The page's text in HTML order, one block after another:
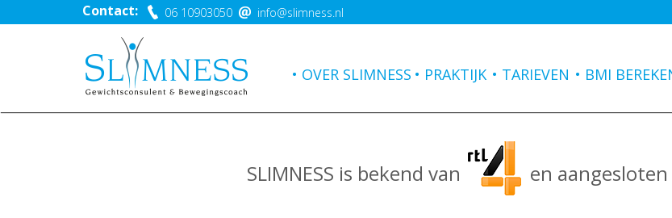
Contact: 06 10903050 info@slimness.nl
OVER SLIMNESS PRAKTIJK TARIEVEN BMI
SLIMNESS is bekend van en aangesloten